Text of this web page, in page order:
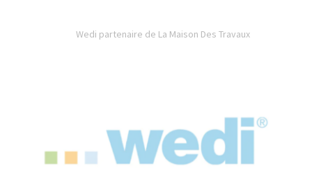
Wedi partenaire de La Maison Des Travaux